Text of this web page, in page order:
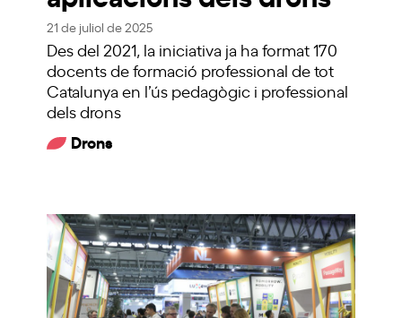
21 de juliol de 2025
Des del 2021, la iniciativa ja ha format 170
docents de formació professional de tot
Catalunya en l’ús pedagògic i professional
dels drons
Drons